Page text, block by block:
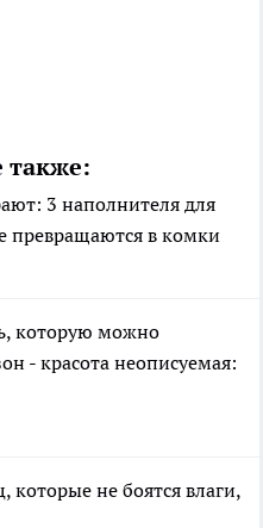
также:
3 наполнителя для
превращаются в комки
которую можно
- красота неописуемая:
не боятся влаги,